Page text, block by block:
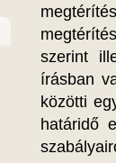
szerint
írásban
közötti
határidő